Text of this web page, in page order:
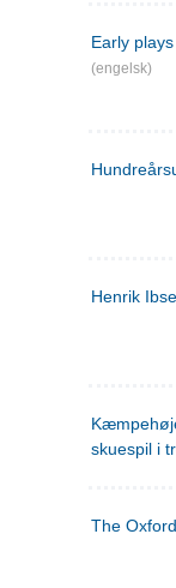
Early
(engelsk)
Henrik
skuespil i
The